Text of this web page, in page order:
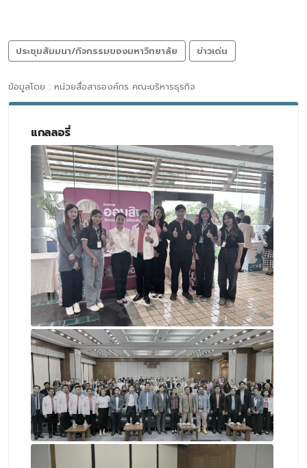
ประชุมสัมมนา/กิจกรรมของมหาวิทยาลัย ข่าวเด่น
ข้อมูลโดย : หน่วยสื่อสารองค์กร คณะบริหารธุรกิจ
แกลลอรี่